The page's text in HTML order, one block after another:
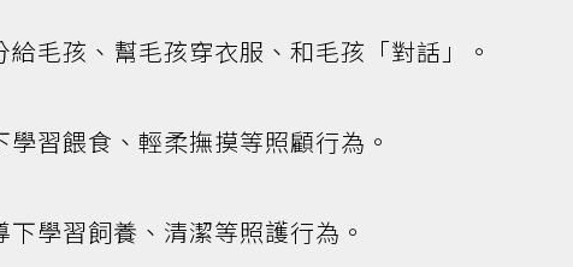
給毛孩、幫毛孩穿衣服、和毛孩「對話」。
學習餵食、輕柔撫摸等照顧行為。
下學習飼養、清潔等照護行為。